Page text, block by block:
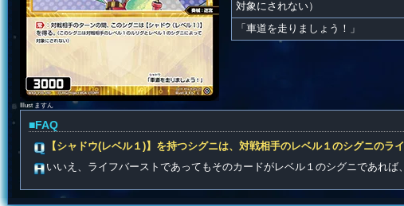
Illust ますん
対象にされない）
「車道を走りましょう！」
■FAQ
【シャドウ(レベル１)】を持つシグニは、対戦相手のレベル１のシグニのラ
いいえ、ライフバーストであってもそのカードがレベル１のシグニであれば